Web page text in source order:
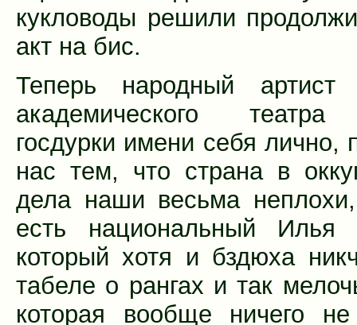
кукловоды решили
акт на бис.
Теперь народный артист
академического театра
госдурки имени себя лично,
нас тем, что страна в
дела наши весьма
есть национальный Илья
который хотя и бздюха
табеле о рангах и так
которая вообще ничего